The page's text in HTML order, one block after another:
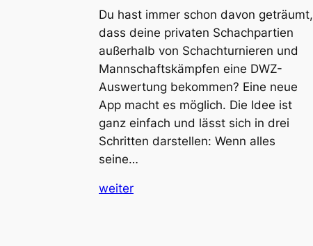
Du hast immer schon davon geträumt,
dass deine privaten Schachpartien
außerhalb von Schachturnieren und
Mannschaftskämpfen eine DWZ-
Auswertung bekommen? Eine neue
App macht es möglich. Die Idee ist
ganz einfach und lässt sich in drei
Schritten darstellen: Wenn alles
seine…
weiter